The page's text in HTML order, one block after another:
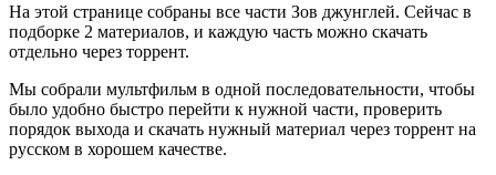
На этой странице собраны все части Зов джунглей. Сейчас в
подборке 2 материалов, и каждую часть можно скачать
отдельно через торрент.
Мы собрали мультфильм в одной последовательности, чтобы
было удобно быстро перейти к нужной части, проверить
порядок выхода и скачать нужный материал через торрент на
русском в хорошем качестве.